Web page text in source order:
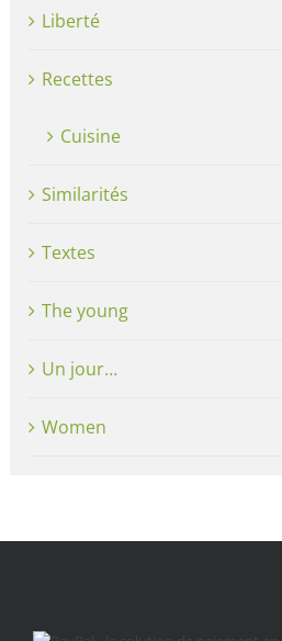
Liberté
Recettes
Cuisine
Similarités
Textes
The young
Un jour…
Women